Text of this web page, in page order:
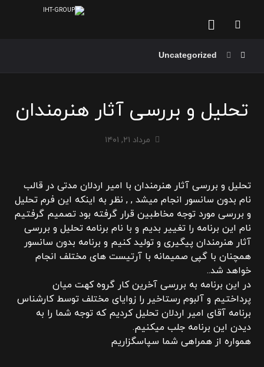
Uncategorized
تحلیل و بررسی آثار هنرمندان
مرداد ۲۱, ۱۴۰۱
تحلیل و بررسی آثار هنرمندان با امیر اردلان مدتی در قالب
نام بدون سانسور انجام میشد , , نظر به اینکه این فرم تحلیل
و بررسی مورد توجه مخاطبین قرار گرفته بود تصمیم گرفتیم
نام این برنامه را تغییر بدیم و با نام برنامه تحلیل و بررسی
آثار هنرمندان پیگیری و تولید کنیم و برنامه بدون سانسور
همچنان با گپی صمیمانه با آرتیست های مختلف انجام
خواهد شد..
در این برنامه به بررسی آخرین کار گروه کهت میان
پرداختیم و آلبوم رستاخیر را زوایای مختلف توسط کارشناس
برنامه آقای امیر اردلان تحلیل کردیم که توجه شما را به
دیدن این برنامه جلب میکنیم.
همواره از همراهی شما سپاسگزاریم